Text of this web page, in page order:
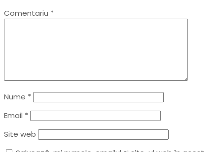
Comentariu *
Nume *
Email *
Site web